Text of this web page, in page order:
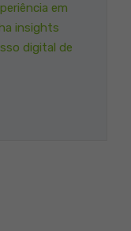
em
insights
digital de